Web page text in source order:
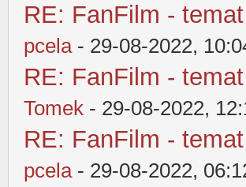
RE: FanFilm -
pcela- 29-08-2022,
RE: FanFilm -
Tomek - 29-08-2022,
RE: FanFilm -
pcela- 29-08-2022,